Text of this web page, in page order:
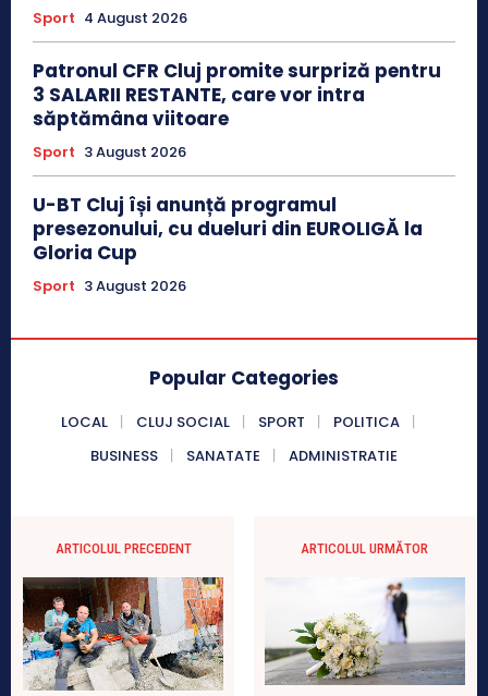
Sport 4 August 2026
Patronul CFR Cluj promite surpriză pentru
3 SALARII RESTANTE, care vor intra
săptămâna viitoare
Sport 3 August 2026
U-BT Cluj își anunță programul
presezonului, cu dueluri din EUROLIGĂ la
Gloria Cup
Sport 3 August 2026
Popular Categories
LOCAL CLUJ SOCIAL SPORT
POLITICA
BUSINESS
SANATATE ADMINISTRATIE
ARTICOLUL PRECEDENT ARTICOLUL URMĂTOR